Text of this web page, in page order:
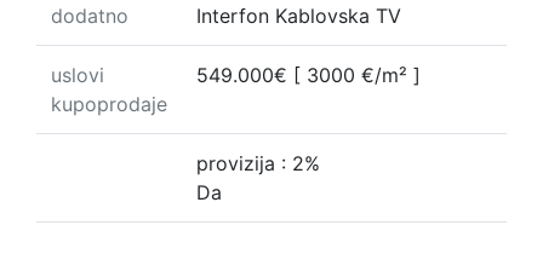
dodatno Interfon Kablovska TV
uslovi
kupoprodaje
549.000€ [ 3000 €/m² ]
provizija : 2%
Da